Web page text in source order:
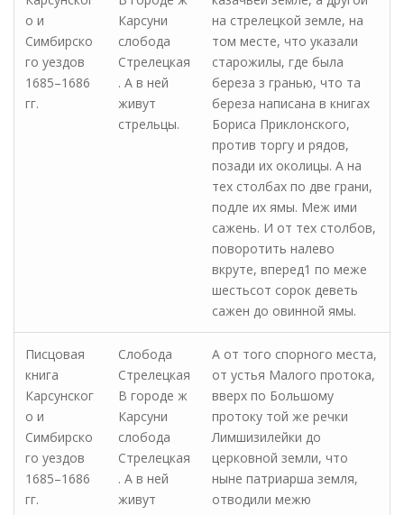
о и
Симбирско
го уездов
1685–1686
гг.
Карсуни
слобода
Стрелецкая
. А в ней
живут
стрельцы.
на стрелецкой земле, на
том месте, что указали
старожилы, где была
береза з гранью, что та
береза написана в книгах
Бориса Приклонского,
против торгу и рядов,
позади их околицы. А на
тех столбах по две грани,
подле их ямы. Меж ими
сажень. И от тех столбов,
поворотить налево
вкруте, вперед1 по меже
шестьсот сорок деветь
сажен до овинной ямы.
Писцовая
книга
Карсунског
о и
Симбирско
го уездов
1685–1686
гг.
Слобода
Стрелецкая
В городе ж
Карсуни
слобода
Стрелецкая
. А в ней
живут
А от того спорного места,
от устья Малого протока,
вверх по Большому
протоку той же речки
Лимшизилейки до
церковной земли, что
ныне патриарша земля,
отводили межю